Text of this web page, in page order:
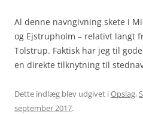
Al denne navngivning skete i
og Ejstrupholm – relativt langt
Tolstrup. Faktisk har jeg til
en direkte tilknytning til
Dette indlæg blev udgivet iOpslag,
september 2017.